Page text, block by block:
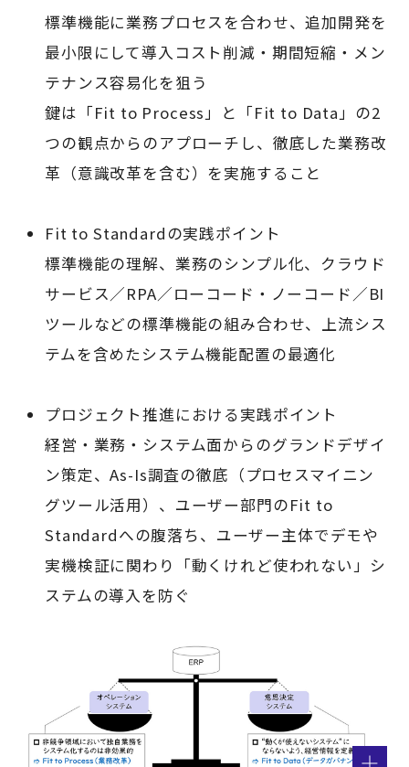
標準機能に業務プロセスを合わせ、追加開発を
最小限にして導入コスト削減・期間短縮・メン
テナンス容易化を狙う
鍵は「Fit to Process」と「Fit to Data」の2
つの観点からのアプローチし、徹底した業務改
革（意識改革を含む）を実施すること
Fit to Standardの実践ポイント
標準機能の理解、業務のシンプル化、クラウド
サービス／RPA／ローコード・ノーコード／BI
ツールなどの標準機能の組み合わせ、上流シス
テムを含めたシステム機能配置の最適化
プロジェクト推進における実践ポイント
経営・業務・システム面からのグランドデザイ
ン策定、As-Is調査の徹底（プロセスマイニン
グツール活用）、ユーザー部門のFit to
Standardへの腹落ち、ユーザー主体でデモや
実機検証に関わり「動くけれど使われない」シ
ステムの導入を防ぐ